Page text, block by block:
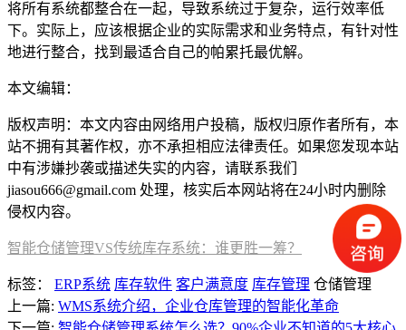
将所有系统都整合在一起，导致系统过于复杂，运行效率低
下。实际上，应该根据企业的实际需求和业务特点，有针对性
地进行整合，找到最适合自己的帕累托最优解。
本文编辑：
版权声明：本文内容由网络用户投稿，版权归原作者所有，本
站不拥有其著作权，亦不承担相应法律责任。如果您发现本站
中有涉嫌抄袭或描述失实的内容，请联系我们
jiasou666@gmail.com 处理，核实后本网站将在24小时内删除
侵权内容。
智能仓储管理VS传统库存系统：谁更胜一筹？
标签： ERP系统 库存软件 客户满意度 库存管理 仓储管理
上一篇: WMS系统介绍，企业仓库管理的智能化革命